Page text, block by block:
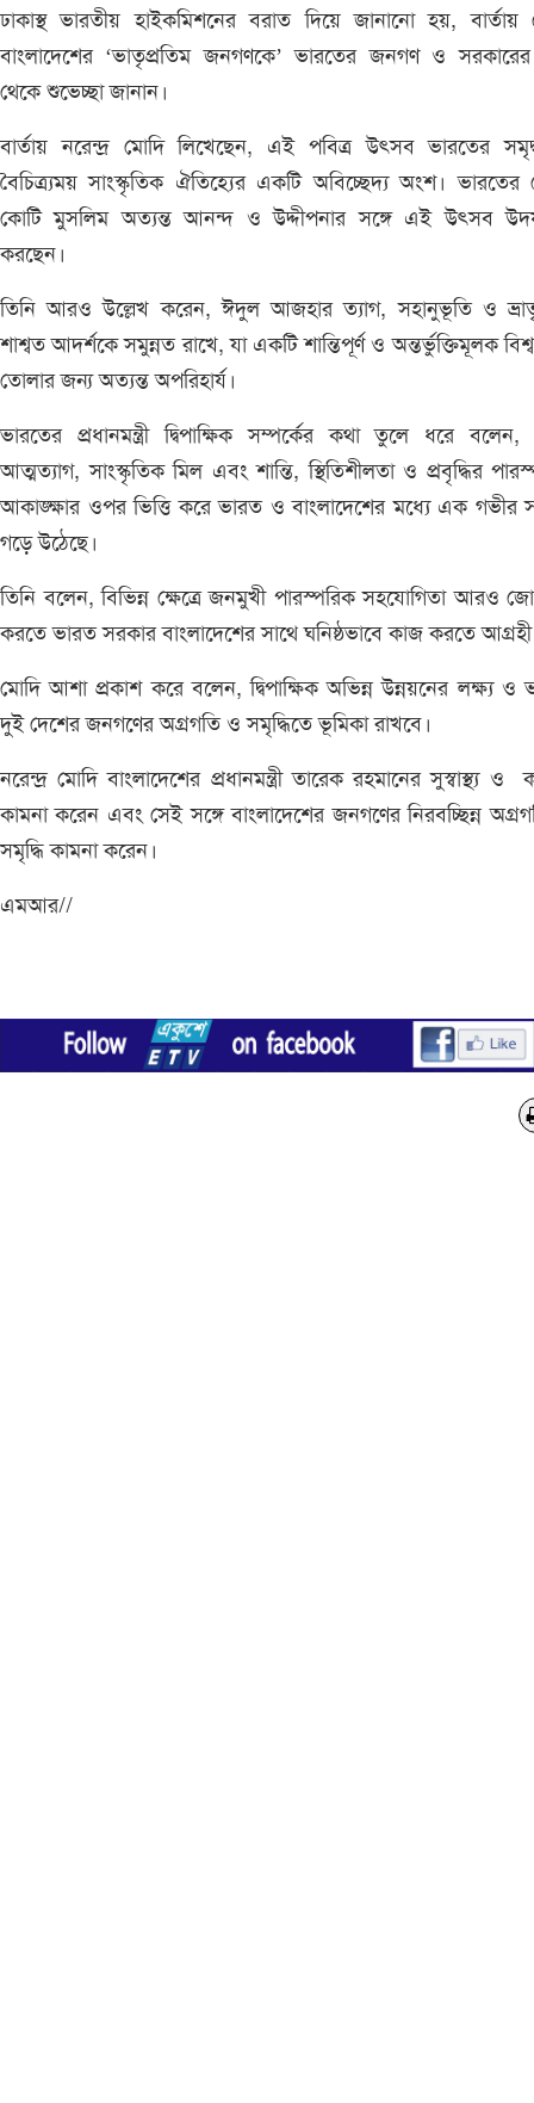
ঢাকাস্থ ভারতীয় হাইকমিশনের বরাত দিয়ে জানানো হয়, বার্তায়
বাংলাদেশের ‘ভাতৃপ্রতিম জনগণকে’ ভারতের জনগণ ও
থেকে শুভেচ্ছা জানান।
বার্তায় নরেন্দ্র মোদি লিখেছেন, এই পবিত্র উৎসব ভারতের
বৈচিত্র্যময় সাংস্কৃতিক ঐতিহ্যের একটি অবিচ্ছেদ্য অংশ। ভারতের
কোটি মুসলিম অত্যন্ত আনন্দ ও উদ্দীপনার সঙ্গে এই উৎসব
করছেন।
তিনি আরও উল্লেখ করেন, ঈদুল আজহার ত্যাগ, সহানুভূতি ও
শাশ্বত আদর্শকে সমুন্নত রাখে, যা একটি শান্তিপূর্ণ ও অন্তর্ভুক্তিমূলক
তোলার জন্য অত্যন্ত অপরিহার্য।
ভারতের প্রধানমন্ত্রী দ্বিপাক্ষিক সম্পর্কের কথা তুলে ধরে
আত্মত্যাগ, সাংস্কৃতিক মিল এবং শান্তি, স্থিতিশীলতা ও প্রবৃদ্ধির
আকাঙ্ক্ষার ওপর ভিত্তি করে ভারত ও বাংলাদেশের মধ্যে এক গভীর
গড়ে উঠেছে।
তিনি বলেন, বিভিন্ন ক্ষেত্রে জনমুখী পারস্পরিক সহযোগিতা আরও
করতে ভারত সরকার বাংলাদেশের সাথে ঘনিষ্ঠভাবে কাজ করতে
মোদি আশা প্রকাশ করে বলেন, দ্বিপাক্ষিক অভিন্ন উন্নয়নের লক্ষ্য ও
দুই দেশের জনগণের অগ্রগতি ও সমৃদ্ধিতে ভূমিকা রাখবে।
নরেন্দ্র মোদি বাংলাদেশের প্রধানমন্ত্রী তারেক রহমানের সুস্বাস্থ্য ও
কামনা করেন এবং সেই সঙ্গে বাংলাদেশের জনগণের নিরবচ্ছিন্ন
সমৃদ্ধি কামনা করেন।
এমআর//